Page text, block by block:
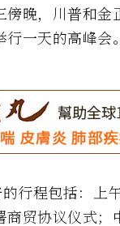
傍晚，川普和
行一天的高峰
行程包括：上
商贸协议仪式